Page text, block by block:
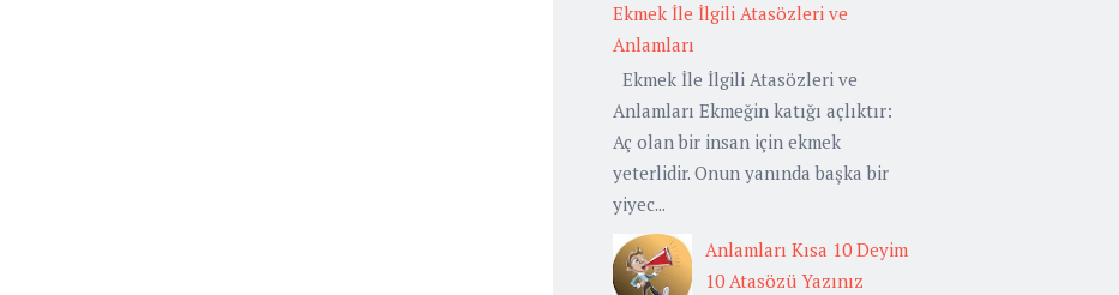
Ekmek İle İlgili Atasözleri ve
Anlamları
Ekmek İle İlgili Atasözleri ve
Anlamları Ekmeğin katığı açlıktır:
Aç olan bir insan için ekmek
yeterlidir. Onun yanında başka bir
yiyec...
Anlamları Kısa 10 Deyim
10 Atasözü Yazınız